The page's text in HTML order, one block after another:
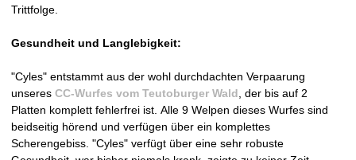
w
e
l
p
e
Trittfolge.
Gesundheit und Langlebigkeit:
"Cyles" entstammt aus der wohl durchdachten Verpaarung
unseres CC-Wurfes vom Teutoburger Wald , der bis auf 2
Platten komplett fehlerfrei ist. Alle 9 Welpen dieses Wurfes sind
beidseitig hörend und verfügen über ein komplettes
Scherengebiss. "Cyles" verfügt über eine sehr robuste